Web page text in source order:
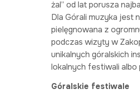
żal” od lat porusza
Dla Górali muzyka jest
pielęgnowana z
podczas wizyty w
unikalnych góralskich
lokalnych festiwali albo
Góralskie festiwale